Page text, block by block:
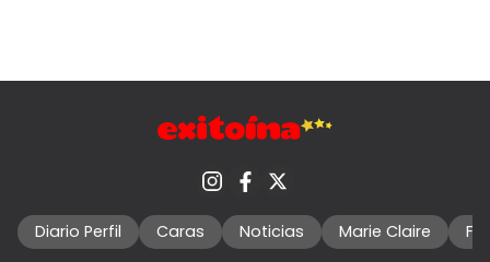
Diario Perfil Caras Noticias Marie Claire